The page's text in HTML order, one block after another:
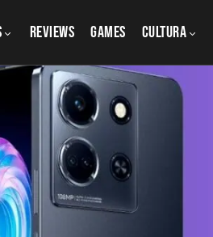
REVIEWS GAMES CULTURA